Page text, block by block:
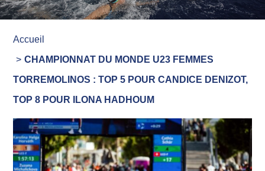
Accueil
CHAMPIONNAT DU MONDE U23 FEMMES
TORREMOLINOS : TOP 5 POUR CANDICE DENIZOT,
TOP 8 POUR ILONA HADHOUM